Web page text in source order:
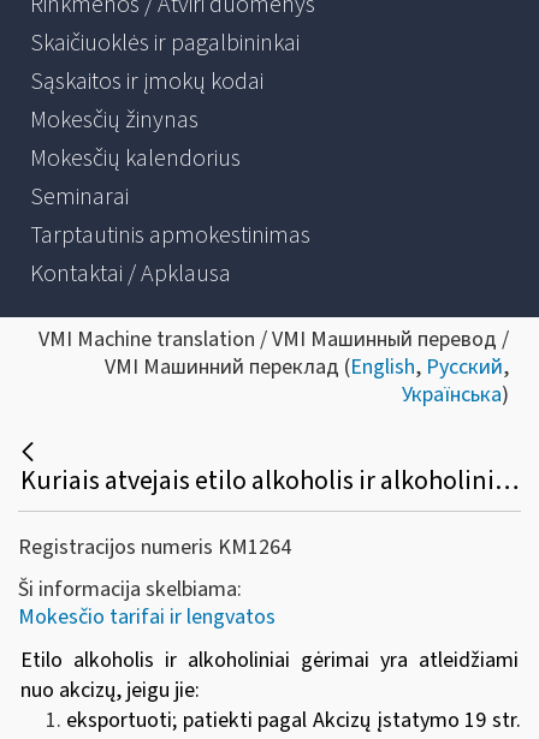
Skaičiuoklės ir pagalbininkai
Sąskaitos ir įmokų kodai
Mokesčių žinynas
Mokesčių kalendorius
Seminarai
Tarptautinis apmokestinimas
Kontaktai / Apklausa
VMI Machine translation / VMI Машинный перевод /
VMI Машинний переклад (English, Русский,
Українська)
Kuriais atvejais etilo alkoholis ir alkoholiniai gėrimai atleidžiami nuo akcizų?
Registracijos numeris KM1264
Ši informacija skelbiama:
Mokesčio tarifai ir lengvatos
Etilo alkoholis ir alkoholiniai gėrimai yra atleidžiami
nuo akcizų, jeigu jie:
eksportuoti; patiekti pagal Akcizų įstatymo 19 str.